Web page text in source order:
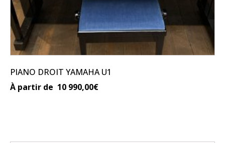
PIANO DROIT YAMAHA U1
À partir de 10 990,00€
page
du
produit